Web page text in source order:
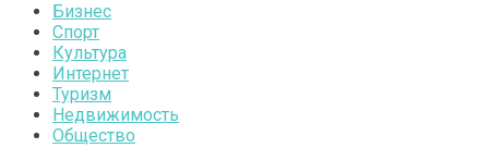
Бизнес
Спорт
Культура
Интернет
Туризм
Недвижимость
Общество